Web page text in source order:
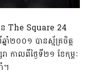
The Square 24
ាំ២០០១ បានស្ម័គ្រចិត្ត
កាលពីថ្ងៃទី២១ ខែកុម្ភៈ
។